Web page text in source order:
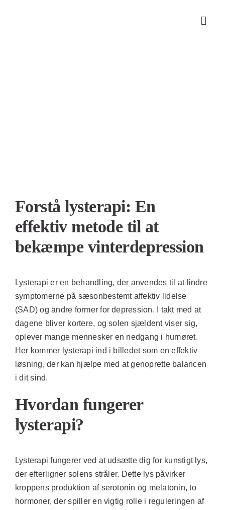
Forstå lysterapi: En
effektiv metode til at
bekæmpe vinterdepression
Lysterapi er en behandling, der anvendes til at lindre
symptomerne på sæsonbestemt affektiv lidelse
(SAD) og andre former for depression. I takt med at
dagene bliver kortere, og solen sjældent viser sig,
oplever mange mennesker en nedgang i humøret.
Her kommer lysterapi ind i billedet som en effektiv
løsning, der kan hjælpe med at genoprette balancen
i dit sind.
Hvordan fungerer
lysterapi?
Lysterapi fungerer ved at udsætte dig for kunstigt lys,
der efterligner solens stråler. Dette lys påvirker
kroppens produktion af serotonin og melatonin, to
hormoner, der spiller en vigtig rolle i reguleringen af